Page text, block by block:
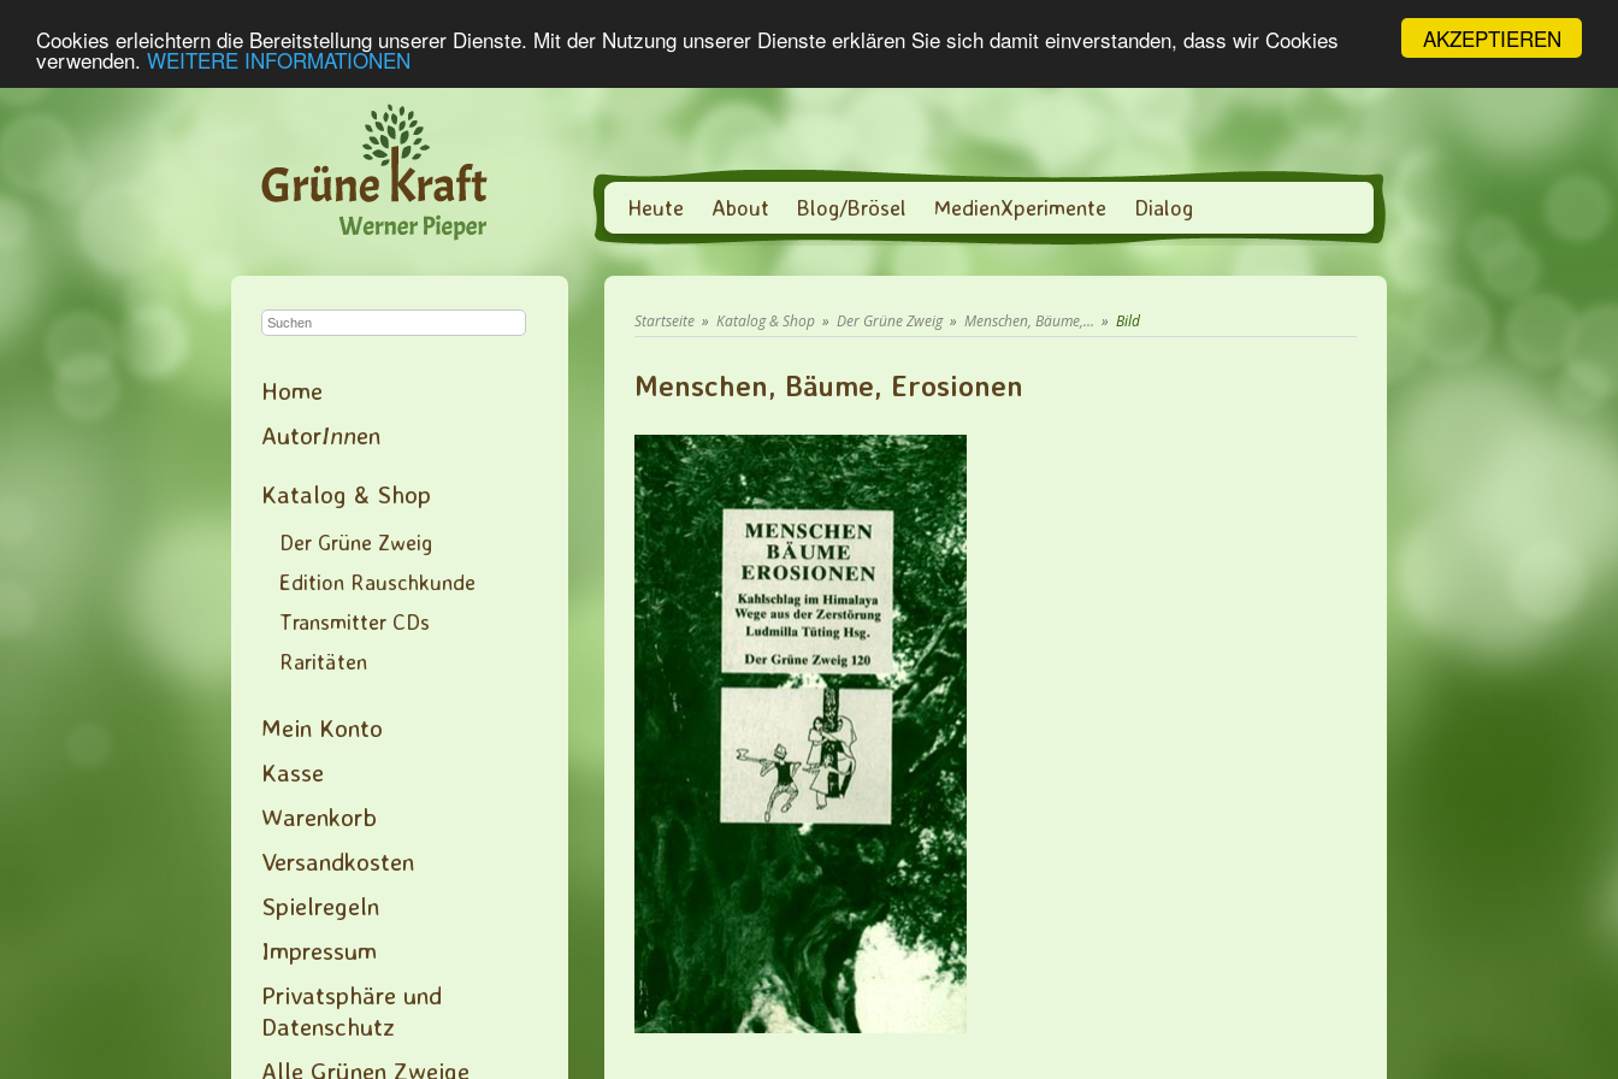
AKZEPTIEREN
Cookies erleichtern die Bereitstellung unserer Dienste. Mit der Nutzung unserer Dienste erklären Sie sich damit einverstanden, dass wir Cookies
verwenden. WEITERE INFORMATIONEN
Heute About Blog/Brösel MedienXperimente Dialog
Home
AutorInnen
Katalog & Shop
Der Grüne Zweig
Edition Rauschkunde
Transmitter CDs
Raritäten
Mein Konto
Kasse
Warenkorb
Versandkosten
Spielregeln
Impressum
Privatsphäre und
Datenschutz
Alle Grünen Zweige
Startseite » Katalog & Shop » Der Grüne Zweig» Menschen, Bäume,... » Bild
Menschen, Bäume, Erosionen